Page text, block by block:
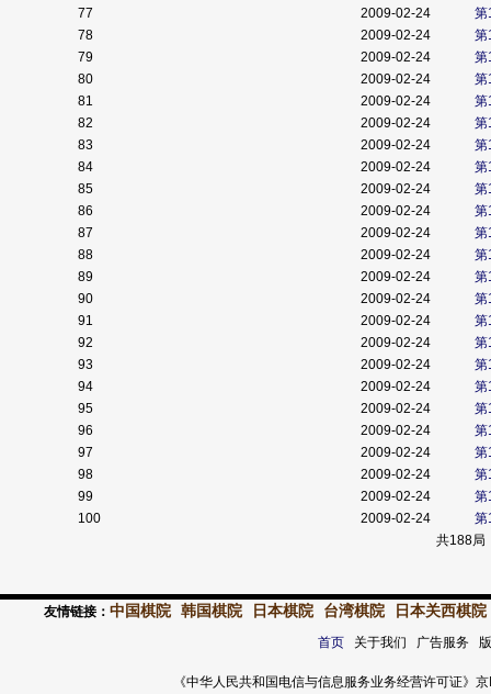
77
2009-02-24
第
78
2009-02-24
第
79
2009-02-24
第
80
2009-02-24
第
81
2009-02-24
第
82
2009-02-24
第
83
2009-02-24
第
84
2009-02-24
第
85
2009-02-24
第
86
2009-02-24
第
87
2009-02-24
第
88
2009-02-24
第
89
2009-02-24
第
90
2009-02-24
第
91
2009-02-24
第
92
2009-02-24
第
93
2009-02-24
第
94
2009-02-24
第
95
2009-02-24
第
96
2009-02-24
第
97
2009-02-24
第
98
2009-02-24
第
99
2009-02-24
第
100
2009-02-24
第
共188
友情链接： 中国棋院 韩国棋院 日本棋院 台湾棋院 日本关西棋院
首页关于我们 广告服务
《中华人民共和国电信与信息服务业务经营许可证